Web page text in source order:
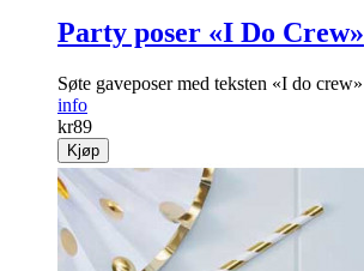
Party poser «I Do Crew»
Søte gaveposer med teksten «I do crew»
info
kr89
Kjøp